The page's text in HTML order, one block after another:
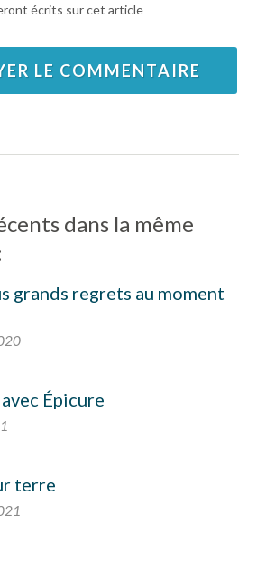
écrits sur cet article
LE COMMENTAIRE
dans la même
grands regrets au moment
Épicure
terre